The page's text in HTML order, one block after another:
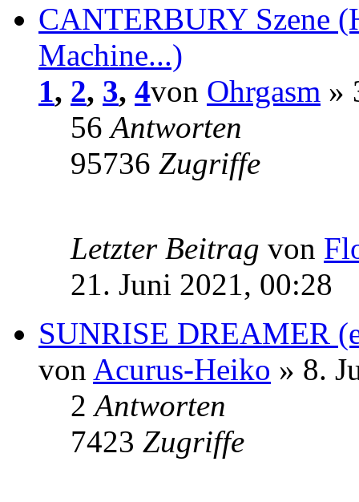
CANTERBURY Szene
Machine...)
1, 2, 3, 4von Ohrgasm »
56Antworten
95736 Zugriffe
Letzter Beitrag von
21. Juni 2021, 00:28
SUNRISE DREAMER
von Acurus-Heiko » 8.
2Antworten
7423 Zugriffe